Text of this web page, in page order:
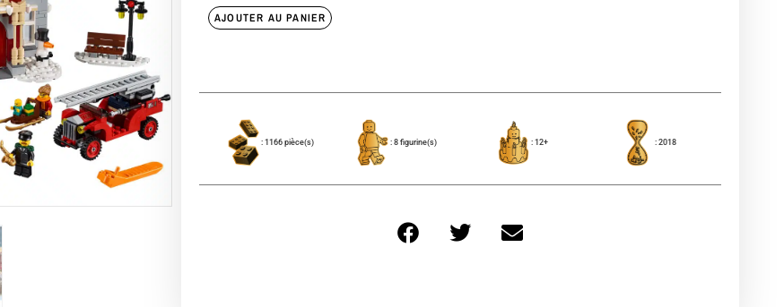
AJOUTER AU PANIER
: 1166 pièce(s) : 8 figurine(s) : 12+ : 2018